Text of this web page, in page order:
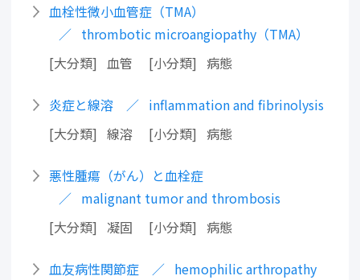
血栓性微小血管症（TMA）
thrombotic microangiopathy（TMA）
大分類
血管 小分類 病態
炎症と線溶
inflammation and fibrinolysis
大分類
線溶 小分類 病態
悪性腫瘍（がん）と血栓症
malignant tumor and thrombosis
大分類
凝固 小分類 病態
血友病性関節症
hemophilic arthropathy